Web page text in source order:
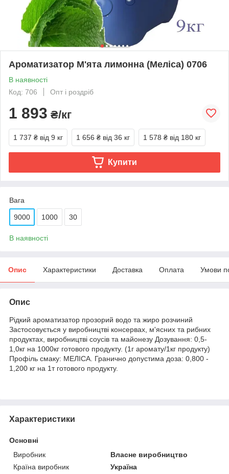
Ароматизатор М'ята лимонна (Меліса) 0706
В наявності
Код: 706
Опт і роздріб
1 893 ₴/кг
1 737 ₴ від 9 кг 1 656 ₴ від 36 кг 1 578 ₴ від 180 кг
Купити
Вага
9000 1000 30
В наявності
Опис Характеристики Доставка Оплата Умови
Опис
Рідкий ароматизатор прозорий водо та жиро розчиний
Застосовується у виробництві консервах, м'ясних та рибних
продуктах, виробництві соусів та майонезу Дозування: 0,5-
1,0кг на 1000кг готового продукту. (1г аромату/1кг продукту)
Профіль смаку: МЕЛІСА. Гранично допустима доза: 0,800 -
1,200 кг на 1т готового продукту.
Характеристики
Основні
Виробник
Власне виробництво
Країна виробник
Україна